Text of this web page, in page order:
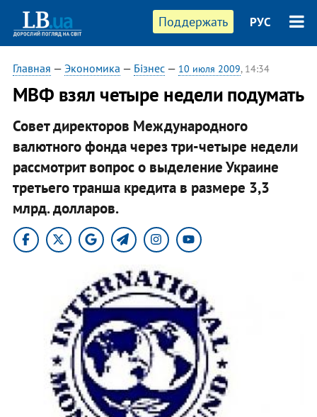
Поддержать РУС
Главная — Экономика — Бізнес— 10 июля 2009, 14:34
МВФ взял четыре недели подумать
Совет директоров Международного
валютного фонда через три-четыре недели
рассмотрит вопрос о выделение Украине
третьего транша кредита в размере 3,3
млрд. долларов.